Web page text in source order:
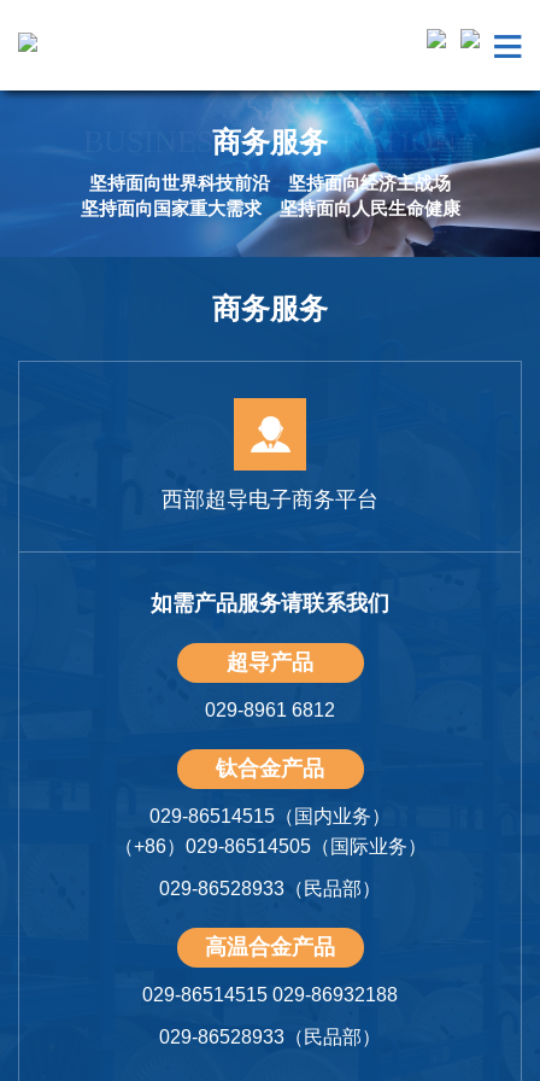
BUSINESS COOPERATION
商务服务
坚持面向世界科技前沿 坚持面向经济主战场
坚持面向国家重大需求 坚持面向人民生命健康
BUSINESS SERVICES
商务服务
西部超导电子商务平台
如需产品服务请联系我们
超导产品
029-8961 6812
钛合金产品
029-86514515（国内业务）
（+86）029-86514505（国际业务）
029-86528933（民品部）
高温合金产品
029-86514515 029-86932188
029-86528933（民品部）